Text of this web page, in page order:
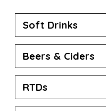
Soft Drinks
Beers & Ciders
RTDs